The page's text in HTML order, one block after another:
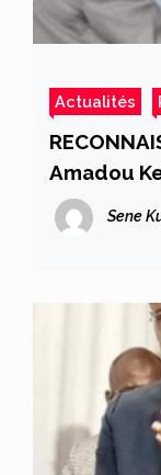
Actualités
Amadou
mérité à
Sene